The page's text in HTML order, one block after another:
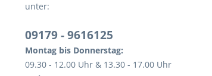
unter:
09179 - 9616125
Montag bis Donnerstag:
09.30 - 12.00 Uhr & 13.30 - 17.00 Uhr